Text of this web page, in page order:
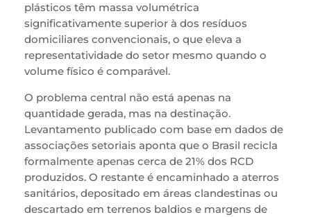
plásticos têm massa volumétrica
significativamente superior à dos resíduos
domiciliares convencionais, o que eleva a
representatividade do setor mesmo quando o
volume físico é comparável.
O problema central não está apenas na
quantidade gerada, mas na destinação.
Levantamento publicado com base em dados de
associações setoriais aponta que o Brasil recicla
formalmente apenas cerca de 21% dos RCD
produzidos. O restante é encaminhado a aterros
sanitários, depositado em áreas clandestinas ou
descartado em terrenos baldios e margens de